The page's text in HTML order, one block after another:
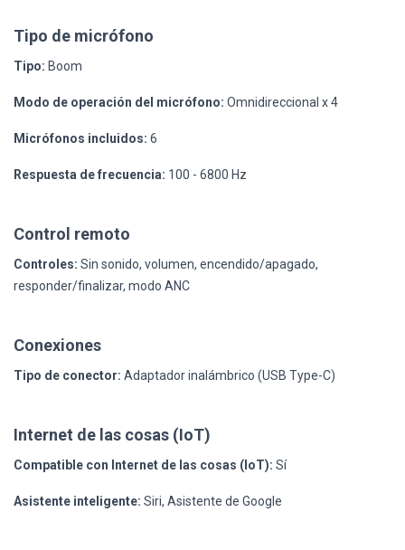
Tipo de micrófono
Tipo: Boom
Modo de operación del micrófono: Omnidireccional x 4
Micrófonos incluidos: 6
Respuesta de frecuencia: 100 - 6800 Hz
Control remoto
Controles: Sin sonido, volumen, encendido/apagado,
responder/finalizar, modo ANC
Conexiones
Tipo de conector: Adaptador inalámbrico (USB Type-C)
Internet de las cosas (IoT)
Compatible con Internet de las cosas (IoT): Sí
Asistente inteligente: Siri, Asistente de Google